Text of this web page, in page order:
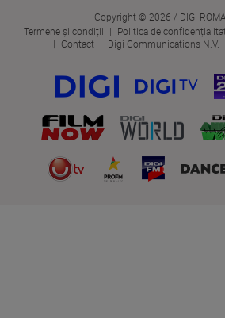
Copyright © 2026 / DIGI
Termene și condiții
Politica de
Contact
Digi Communications N.V.